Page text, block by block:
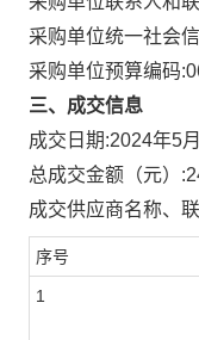
采购单位统一社会
采购单位预算编码:
三、成交信息
成交日期:2024年5
总成交金额（元）:
成交供应商名称、
序号
1